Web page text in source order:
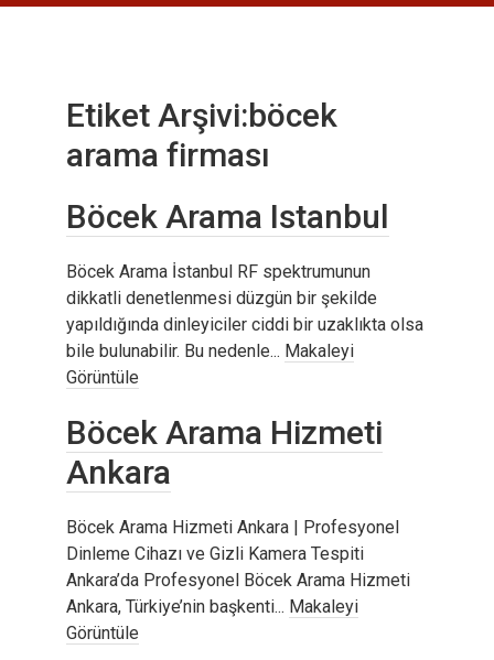
Etiket Arşivi:böcek
arama firması
Böcek Arama Istanbul
Böcek Arama İstanbul RF spektrumunun
dikkatli denetlenmesi düzgün bir şekilde
yapıldığında dinleyiciler ciddi bir uzaklıkta olsa
bile bulunabilir. Bu nedenle... Makaleyi
Görüntüle
Böcek Arama Hizmeti
Ankara
Böcek Arama Hizmeti Ankara | Profesyonel
Dinleme Cihazı ve Gizli Kamera Tespiti
Ankara’da Profesyonel Böcek Arama Hizmeti
Ankara, Türkiye’nin başkenti... Makaleyi
Görüntüle